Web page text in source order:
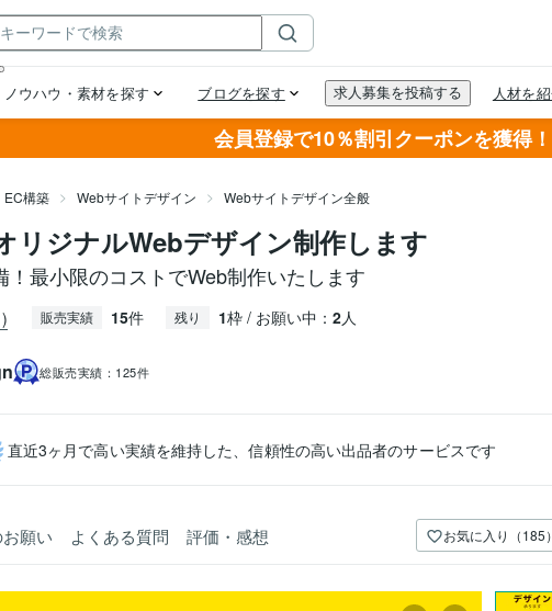
会員登録で10％割引クーポンを獲得！
EC構築 Webサイトデザイン Webサイトデザイン全般
リジナルWebデザイン制作します
！最小限のコストでWeb制作いたします
販売実績 15件 残り 1枠 / お願い中： 2人
総販売実績： 125件
直近3ヶ月で高い実績を維持した、信頼性の高い出品者のサービスです
願い よくある質問 評価・感想 お気に入り（185）